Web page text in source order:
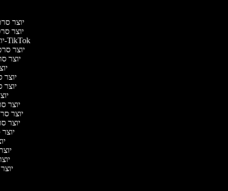
יוצר
יוצר
יוצר סרטונים ל-TikTok
יוצר
יוצר
יוצר
יוצר
יוצר
יוצר
יוצר